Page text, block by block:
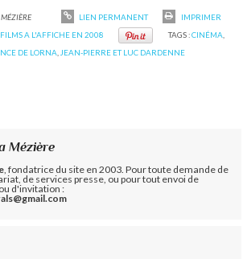
LIEN PERMANENT
IMPRIMER
FILMS A L'AFFICHE EN 2008 TAGS :CINÉMA
DE LORNA JEAN-PIERRE ET LUC DARDENNE
Mézière
, fondatrice du site en 2003. Pour toute demande de
de services presse, ou pour tout envoi de
d'invitation :